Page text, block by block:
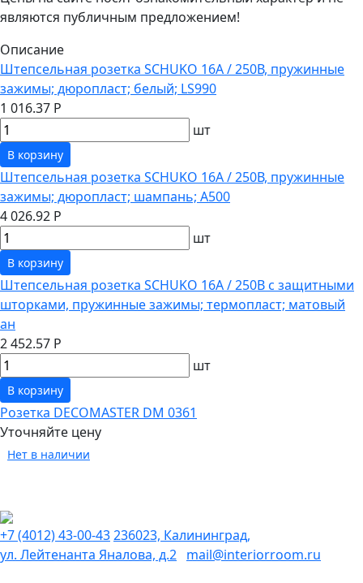
являются публичным предложением!
Описание
Штепсельная розетка SCHUKO 16А / 250В, пружинные
зажимы; дюропласт; белый; LS990
1 016.37 Р
шт
В корзину
Штепсельная розетка SCHUKO 16А / 250В, пружинные
зажимы; дюропласт; шампань; A500
4 026.92 Р
шт
В корзину
Штепсельная розетка SCHUKO 16А / 250В с защитными
шторками, пружинные зажимы; термопласт; матовый
ан
2 452.57 Р
шт
В корзину
Розетка DECOMASTER DM 0361
Уточняйте цену
Нет в наличии
+7 (4012) 43-00-43236023, Калининград,
ул. Лейтенанта Яналова, д.2 mail@interiorroom.ru